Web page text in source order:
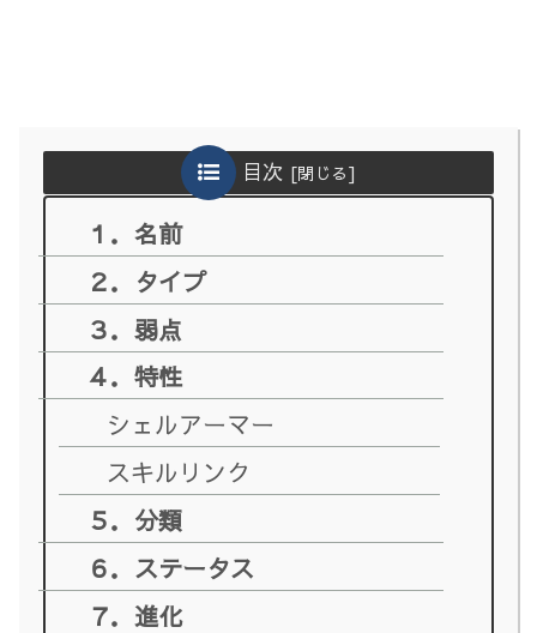
目次
１．名前
２．タイプ
３．弱点
４．特性
シェルアーマー
スキルリンク
５．分類
６．ステータス
７．進化